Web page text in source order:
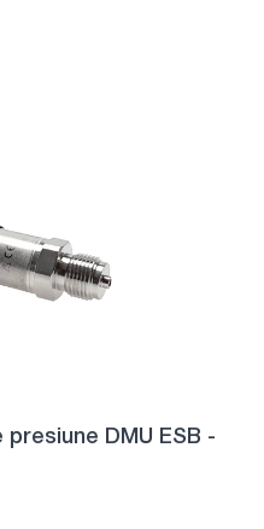
DMU ESB -